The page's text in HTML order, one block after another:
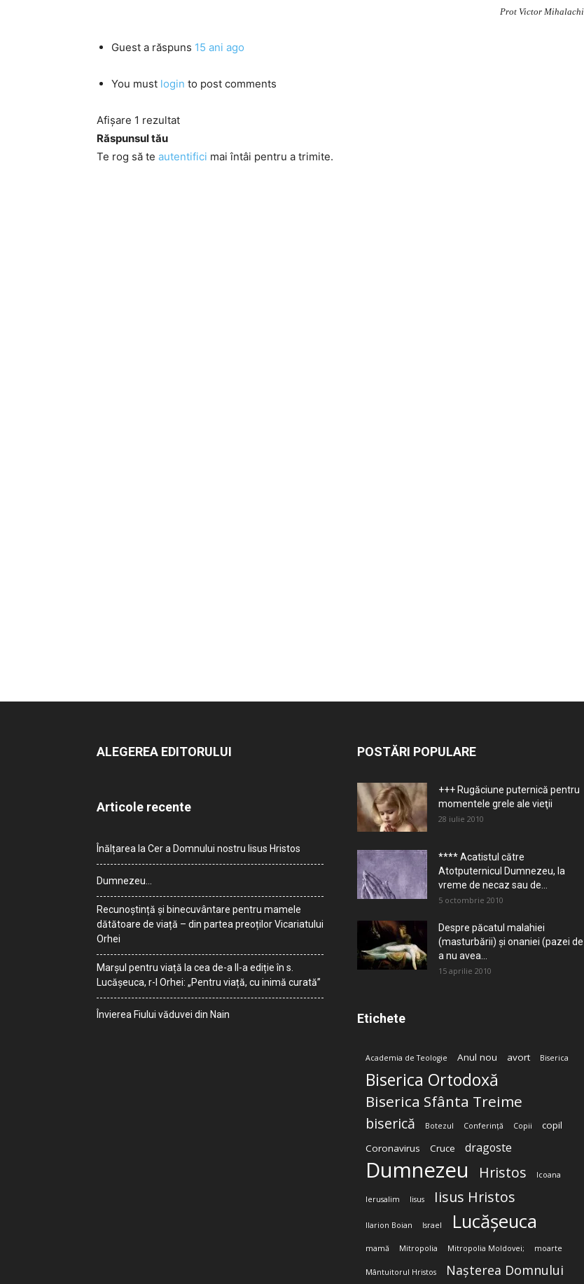
Prot Victor Mihalachi
Guest a răspuns 15 ani ago
You must login to post comments
Afișare 1 rezultat
Răspunsul tău
Te rog să te autentifici mai întâi pentru a trimite.
ALEGEREA EDITORULUI
Articole recente
Înălțarea la Cer a Domnului nostru Iisus Hristos
Dumnezeu…
Recunoștință și binecuvântare pentru mamele
dătătoare de viață – din partea preoților Vicariatului
Orhei
Marșul pentru viață la cea de-a II-a ediție în s.
Lucășeuca, r-l Orhei: „Pentru viață, cu inimă curată”
Învierea Fiului văduvei din Nain
POSTĂRI POPULARE
+++ Rugăciune puternică pentru
momentele grele ale vieţii
28 iulie 2010
**** Acatistul către
Atotputernicul Dumnezeu, la
vreme de necaz sau de...
5 octombrie 2010
Despre păcatul malahiei
(masturbării) şi onaniei (pazei de
a nu avea...
15 aprilie 2010
Etichete
Academia de Teologie Anul nou avort Biserica
Biserica Ortodoxă
Biserica Sfânta Treime
biserică Botezul Conferință Copii
copil
Coronavirus
Cruce dragoste
Dumnezeu Hristos Icoana
Ierusalim Iisus Iisus Hristos
Ilarion Boian Israel Lucășeuca
mamă Mitropolia Mitropolia Moldovei; moarte
Mântuitorul Hristos Nașterea Domnului